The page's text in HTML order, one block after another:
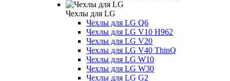
Чехлы для LG
Чехлы для LG Q6
Чехлы для LG V10 H962
Чехлы для LG V20
Чехлы для LG V40 ThinQ
Чехлы для LG W10
Чехлы для LG W30
Чехлы для LG G2